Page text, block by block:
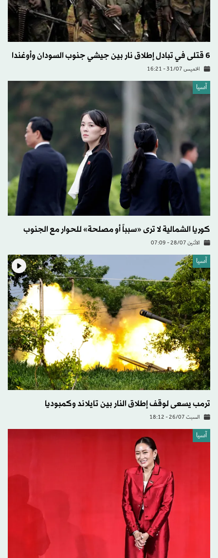
6 قتلى في تبادل إطلاق نار بين جيشي جنوب السودان وأوغندا
الخميس 31/07 - 16:21
آسيا
كوريا الشمالية لا ترى «سبباً أو مصلحة» للحوار مع الجنوب
الاثنين 28/07 - 07:09
آسيا
ترمب يسعى لوقف إطلاق النار بين تايلاند وكمبوديا
السبت 26/07 - 18:12
آسيا